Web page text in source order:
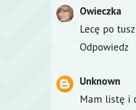
Owieczka
Lecę po
Odpowiedz
Unknown
Mam listę i